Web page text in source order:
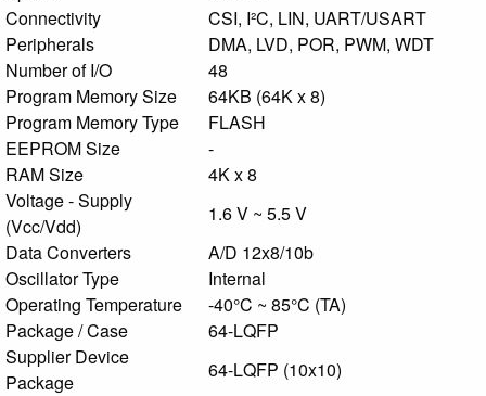
Connectivity
CSI, I²C, LIN, UART/USART
Peripherals
DMA, LVD, POR, PWM, WDT
Number of I/O
48
Program Memory Size
64KB (64K x 8)
Program Memory Type
FLASH
EEPROM Size
-
RAM Size
4K x 8
Voltage - Supply
(Vcc/Vdd)
1.6 V ~ 5.5 V
Data Converters
A/D 12x8/10b
Oscillator Type
Internal
Operating Temperature
-40°C ~ 85°C (TA)
Package / Case
64-LQFP
Supplier Device
Package
64-LQFP (10x10)